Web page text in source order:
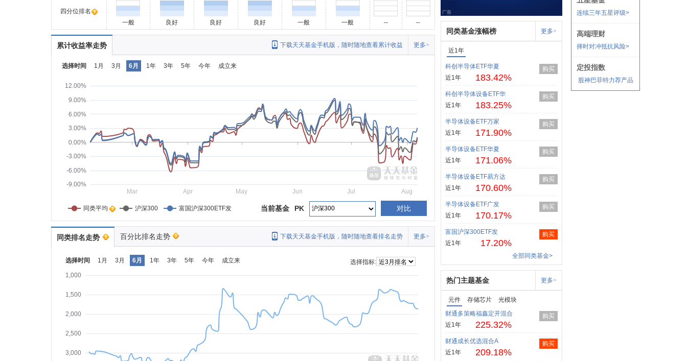
四分位排名
一般
良好 良好 良好 一般 一般 -- --
累计收益率走势 更多>
下载天天基金手机版，随时随地查看累计收益
选择时间 1月 3月 6月 1年 3年 5年 今年 成立来
-9.00%
-6.00%
-3.00%
0.00%
3.00%
6.00%
9.00%
12.00%
Mar Apr May Jun Jul Aug
同类平均 沪深300 富国沪深300ETF发 对比
PK
当前基金
同类排名走势 百分比排名走势 更多>
下载天天基金手机版，随时随地查看排名走势
选择时间 1月 3月 6月 1年 3年 5年 今年 成立来
选择指标:
1,000
1,500
2,000
2,500
3,000
同类基金涨幅榜 更多>
近1年
科创半导体ETF华夏
近1年
183.42%
购买
科创半导体设备ETF华
近1年
183.25%
购买
半导体设备ETF万家
近1年
171.90%
购买
半导体设备ETF华夏
近1年
171.06%
购买
半导体设备ETF易方达
近1年
170.60%
购买
半导体设备ETF广发
近1年
170.17%
购买
富国沪深300ETF发
近1年
17.20%
购买
全部同类基金>
热门主题基金 更多>
元件 存储芯片
光模块
财通多策略福鑫定开混合
近1年
225.32%
购买
财通成长优选混合A
近1年
209.18%
购买